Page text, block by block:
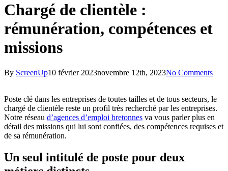
Chargé de clientèle :
rémunération, compétences et
missions
By ScreenUp10 février 2023novembre 12th, 2023No Comments
Poste clé dans les entreprises de toutes tailles et de tous secteurs, le
chargé de clientèle reste un profil très recherché par les entreprises.
Notre réseau d’agences d’emploi bretonnes va vous parler plus en
détail des missions qui lui sont confiées, des compétences requises et
de sa rémunération.
Un seul intitulé de poste pour deux